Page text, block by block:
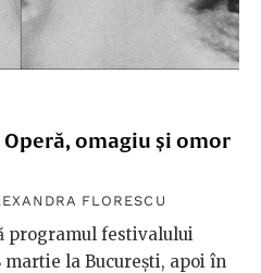
omagiu și omor
FLORESCU
programul festivalului
la București, apoi în